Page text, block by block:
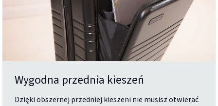
Wygodna przednia kieszeń
Dzięki obszernej przedniej kieszeni nie musisz otwierać